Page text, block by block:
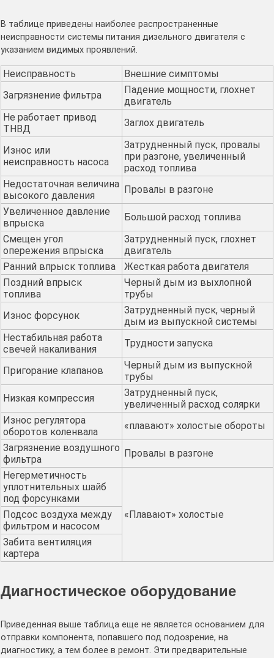
В таблице приведены наиболее распространенные
неисправности системы питания дизельного двигателя с
указанием видимых проявлений.
Неисправность
Внешние симптомы
Загрязнение фильтра
Падение мощности, глохнет
двигатель
Не работает привод
ТНВД
Заглох двигатель
Износ или
неисправность насоса
Затрудненный пуск, провалы
при разгоне, увеличенный
расход топлива
Недостаточная величина
высокого давления
Провалы в разгоне
Увеличенное давление
впрыска
Большой расход топлива
Смещен угол
опережения впрыска
Затрудненный пуск, глохнет
двигатель
Ранний впрыск топлива
Жесткая работа двигателя
Поздний впрыск
топлива
Черный дым из выхлопной
трубы
Износ форсунок
Затрудненный пуск, черный
дым из выпускной системы
Нестабильная работа
свечей накаливания
Трудности запуска
Пригорание клапанов
Черный дым из выпускной
трубы
Низкая компрессия
Затрудненный пуск,
увеличенный расход солярки
Износ регулятора
оборотов коленвала
«плавают» холостые обороты
Загрязнение воздушного
фильтра
Провалы в разгоне
Негерметичность
уплотнительных шайб
под форсунками
«Плавают» холостые
Подсос воздуха между
фильтром и насосом
Забита вентиляция
картера
Диагностическое оборудование
Приведенная выше таблица еще не является основанием для
отправки компонента, попавшего под подозрение, на
диагностику, а тем более в ремонт. Эти предварительные